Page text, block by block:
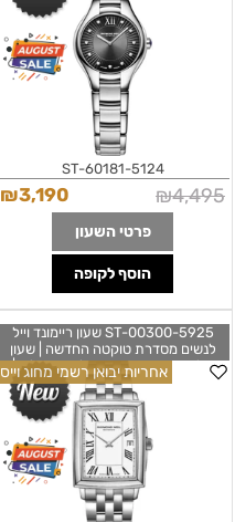
ST-60181
5124-ST-60181
₪4,495
₪3,190
פרטי השעון
הוסף לקופה
5925-ST-00300 שעון ריימונד וייל
לנשים מסדרת טוקטה החדשה | שעון
מלבני יוקרתי אופנתי בלוח רומי לבן |
שנתיים אחריות יבואן רשמי | Raymond
Weil Toccata Quartz Watch | 5925-
ST-00300
אחריות יבואן רשמי מחוג וייס